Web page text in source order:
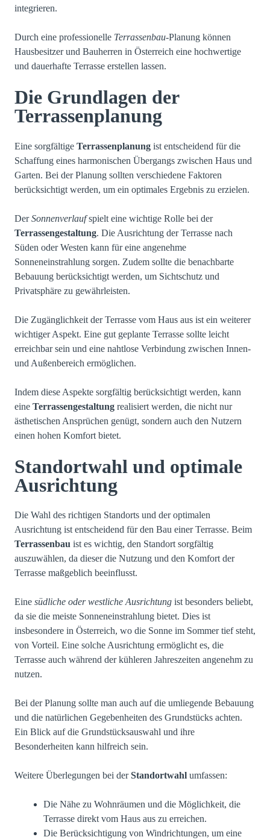
integrieren.
Durch eine professionelle Terrassenbau-Planung können
Hausbesitzer und Bauherren in Österreich eine hochwertige
und dauerhafte Terrasse erstellen lassen.
Die Grundlagen der
Terrassenplanung
Eine sorgfältige Terrassenplanung ist entscheidend für die
Schaffung eines harmonischen Übergangs zwischen Haus und
Garten. Bei der Planung sollten verschiedene Faktoren
berücksichtigt werden, um ein optimales Ergebnis zu erzielen.
DerSonnenverlaufspielt eine wichtige Rolle bei der
Terrassengestaltung. Die Ausrichtung der Terrasse nach
Süden oder Westen kann für eine angenehme
Sonneneinstrahlung sorgen. Zudem sollte die benachbarte
Bebauung berücksichtigt werden, um Sichtschutz und
Privatsphäre zu gewährleisten.
Die Zugänglichkeit der Terrasse vom Haus aus ist ein weiterer
wichtiger Aspekt. Eine gut geplante Terrasse sollte leicht
erreichbar sein und eine nahtlose Verbindung zwischen Innen-
und Außenbereich ermöglichen.
Indem diese Aspekte sorgfältig berücksichtigt werden, kann
eine Terrassengestaltung realisiert werden, die nicht nur
ästhetischen Ansprüchen genügt, sondern auch den Nutzern
einen hohen Komfort bietet.
Standortwahl und optimale
Ausrichtung
Die Wahl des richtigen Standorts und der optimalen
Ausrichtung ist entscheidend für den Bau einer Terrasse. Beim
Terrassenbau ist es wichtig, den Standort sorgfältig
auszuwählen, da dieser die Nutzung und den Komfort der
Terrasse maßgeblich beeinflusst.
Eine südliche oder westliche Ausrichtung ist besonders beliebt,
da sie die meiste Sonneneinstrahlung bietet. Dies ist
insbesondere in Österreich, wo die Sonne im Sommer tief steht,
von Vorteil. Eine solche Ausrichtung ermöglicht es, die
Terrasse auch während der kühleren Jahreszeiten angenehm zu
nutzen.
Bei der Planung sollte man auch auf die umliegende Bebauung
und die natürlichen Gegebenheiten des Grundstücks achten.
Ein Blick auf die Grundstücksauswahl und ihre
Besonderheiten kann hilfreich sein.
Weitere Überlegungen bei derStandortwahl umfassen:
Die Nähe zu Wohnräumen und die Möglichkeit, die
Terrasse direkt vom Haus aus zu erreichen.
Die Berücksichtigung von Windrichtungen, um eine